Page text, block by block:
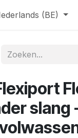
(BE)
slang